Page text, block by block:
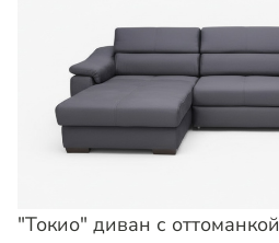
"Токио" диван с оттоманкой